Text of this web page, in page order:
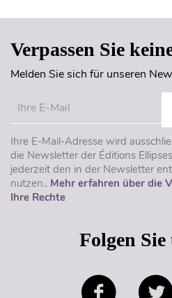
Verpassen Sie
Melden Sie sich für unseren
Ihre E-Mail-Adresse wird
die Newsletter der Éditions
jederzeit den in der Newsletter
nutzen.. Mehr erfahren über die
Ihre Rechte
Folgen